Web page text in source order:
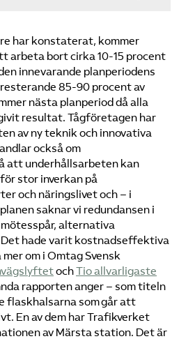
har konstaterat, kommer
arbeta bort cirka 10-15 procent
innevarande planperiodens
85-90 procent av
nästa planperiod då alla
resultat. Tågföretagen har
av ny teknik och innovativa
också om
att underhållsarbeten kan
stor inverkan på
och näringslivet och – i
saknar vi redundansen i
alternativa
hade varit kostnadseffektiva
om i Omtag Svensk
​​​ och ​​​Tio allvarligaste
rapporten anger – som titeln
flaskhalsarna som går att
En av dem har Trafikverket
av Märsta station. Det är